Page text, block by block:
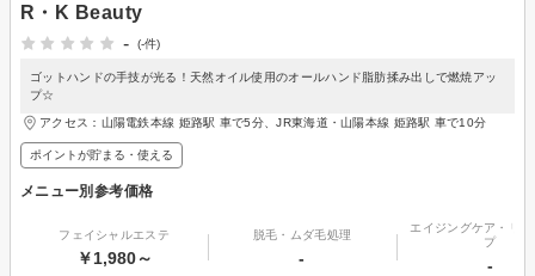
R・K Beauty
-
(-件)
ゴットハンドの手技が光る！天然オイル使用のオールハンド脂肪揉み出しで燃焼アッ
プ☆
アクセス：山陽電鉄本線 姫路駅 車で5分、JR東海道・山陽本線 姫路駅 車で10分
ポイントが貯まる・使える
メニュー別参考価格
フェイシャルエステ
￥1,980～
脱毛・ムダ毛処理
-
エイジングケア・リ
プ
-